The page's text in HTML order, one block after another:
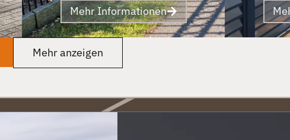
Mehr Informationen
Mehr anzeigen